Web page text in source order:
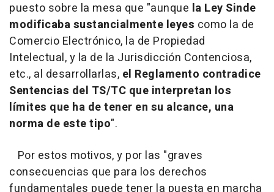
puesto sobre la mesa que "aunque la Ley Sinde
modificaba sustancialmente leyes como la de
Comercio Electrónico, la de Propiedad
Intelectual, y la de la Jurisdicción Contenciosa,
etc., al desarrollarlas, el Reglamento contradice
Sentencias del TS/TC que interpretan los
límites que ha de tener en su alcance, una
norma de este tipo".
Por estos motivos, y por las "graves
consecuencias que para los derechos
fundamentales puede tener la puesta en marcha